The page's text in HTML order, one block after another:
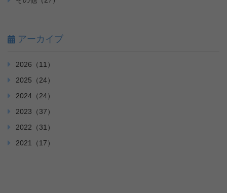
アーカイブ
2026（11）
2025（24）
2024（24）
2023（37）
2022（31）
2021（17）